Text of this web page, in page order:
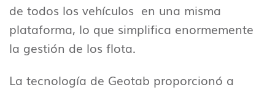
de todos los vehículos en una misma
plataforma, lo que simplifica enormemente
la gestión de los flota.
La tecnología de Geotab proporcionó a